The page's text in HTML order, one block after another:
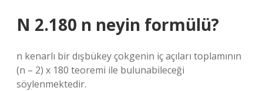
N 2.180 n neyin formülü?
n kenarlı bir dışbükey çokgenin iç açıları toplamının
(n – 2) x 180 teoremi ile bulunabileceği
söylenmektedir.